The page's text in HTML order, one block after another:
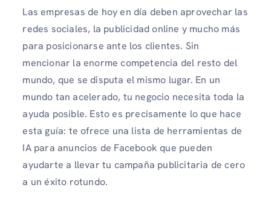
Las empresas de hoy en día deben aprovechar las
redes sociales, la publicidad online y mucho más
para posicionarse ante los clientes. Sin
mencionar la enorme competencia del resto del
mundo, que se disputa el mismo lugar. En un
mundo tan acelerado, tu negocio necesita toda la
ayuda posible. Esto es precisamente lo que hace
esta guía: te ofrece una lista de herramientas de
IA para anuncios de Facebook que pueden
ayudarte a llevar tu campaña publicitaria de cero
a un éxito rotundo.